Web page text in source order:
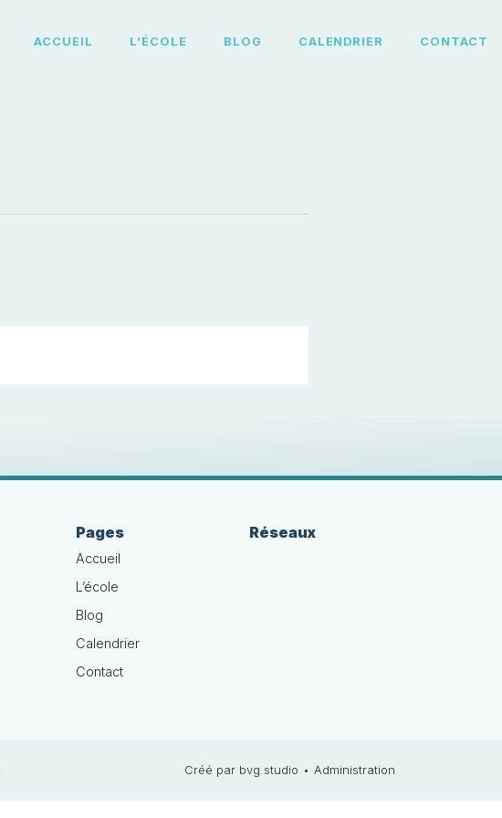
ACCUEIL L’ÉCOLE BLOG CALENDRIER CONTACT
Pages
Accueil
L’école
Blog
Calendrier
Contact
Réseaux
Créé par bvg.studio • Administration